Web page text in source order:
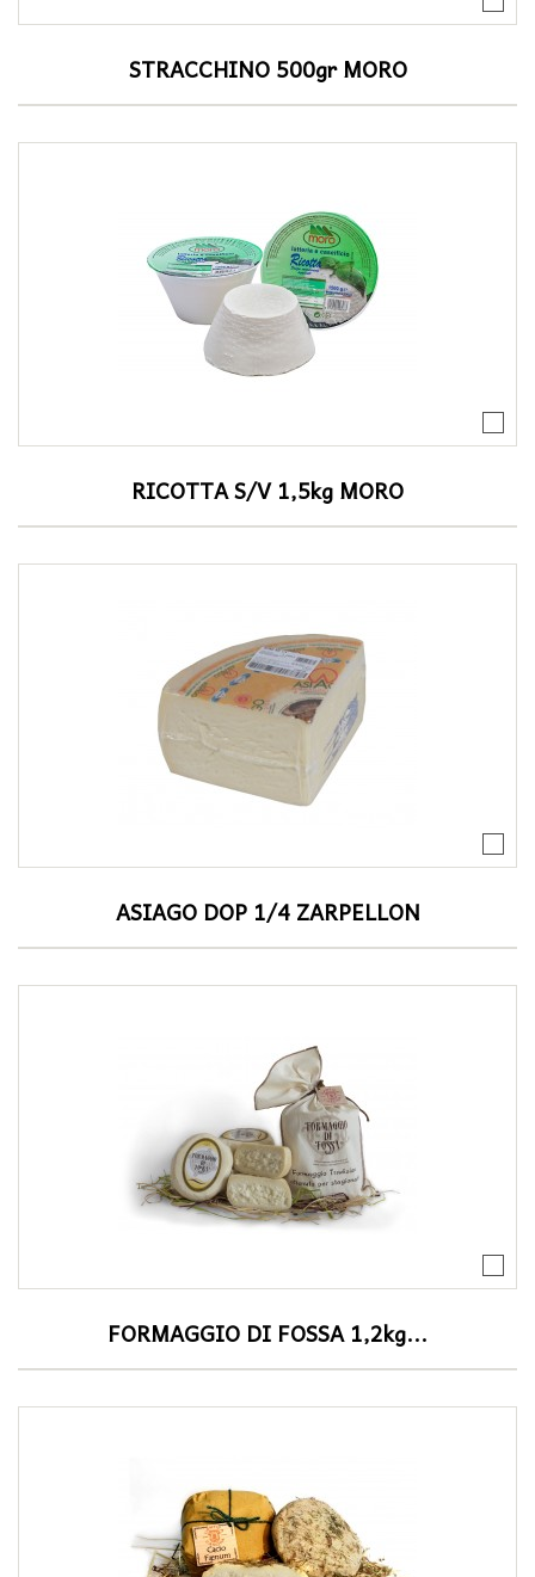
STRACCHINO 500gr MORO
RICOTTA S/V 1,5kg MORO
ASIAGO DOP 1/4 ZARPELLON
FORMAGGIO DI FOSSA 1,2kg...